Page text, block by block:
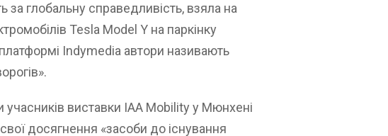
за глобальну справедливість, взяла на
Tesla Model Y на паркінку
Indymedia автори називають
учасників виставки IAA Mobility у Мюнхені
досягнення «засоби до існування